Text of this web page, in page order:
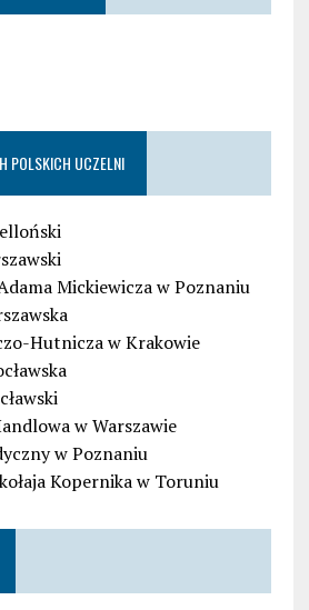
POLSKICH UCZELNI
Mickiewicza w Poznaniu
Hutnicza w Krakowie
w Warszawie
w Poznaniu
Kopernika w Toruniu